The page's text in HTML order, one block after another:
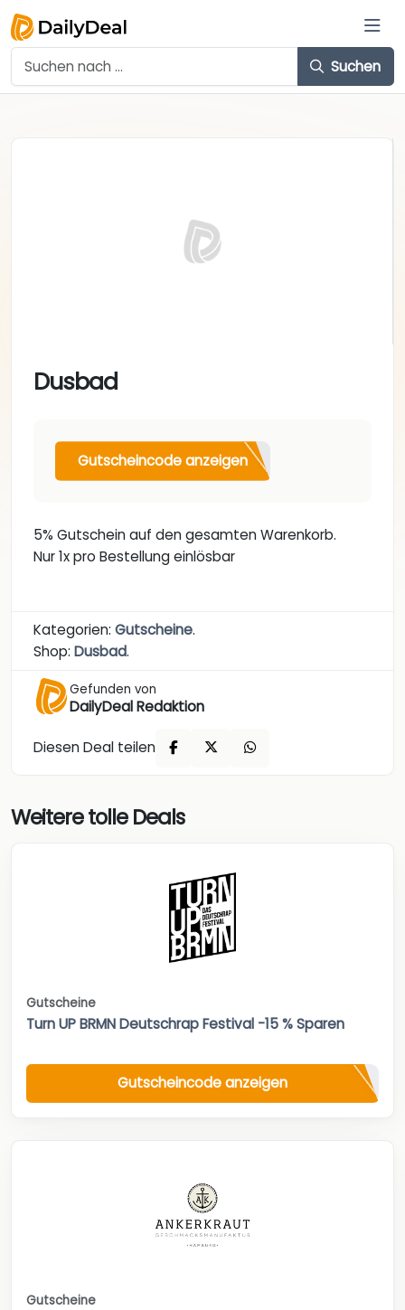
Suchen
Dusbad
Gutscheincode anzeigen
5% Gutschein auf den gesamten Warenkorb.
Nur 1x pro Bestellung einlösbar
Kategorien: Gutscheine.
Shop: Dusbad.
Gefunden von
DailyDeal Redaktion
Diesen Deal teilen
Weitere tolle Deals
Gutscheine
Turn UP BRMN Deutschrap Festival -15 % Sparen
Gutscheincode anzeigen
Gutscheine